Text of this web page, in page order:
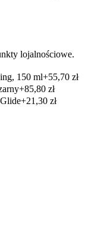
lojalnościowe.
150 ml+55,70 zł
+85,80 zł
+21,30 zł